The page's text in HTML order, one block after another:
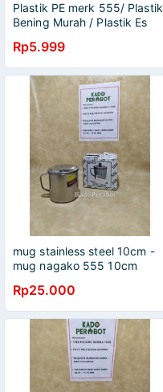
Plastik PE merk 555/ Plastik
Bening Murah / Plastik Es
200 Gram
Rp5.999
mug stainless steel 10cm -
mug nagako 555 10cm
Rp25.000